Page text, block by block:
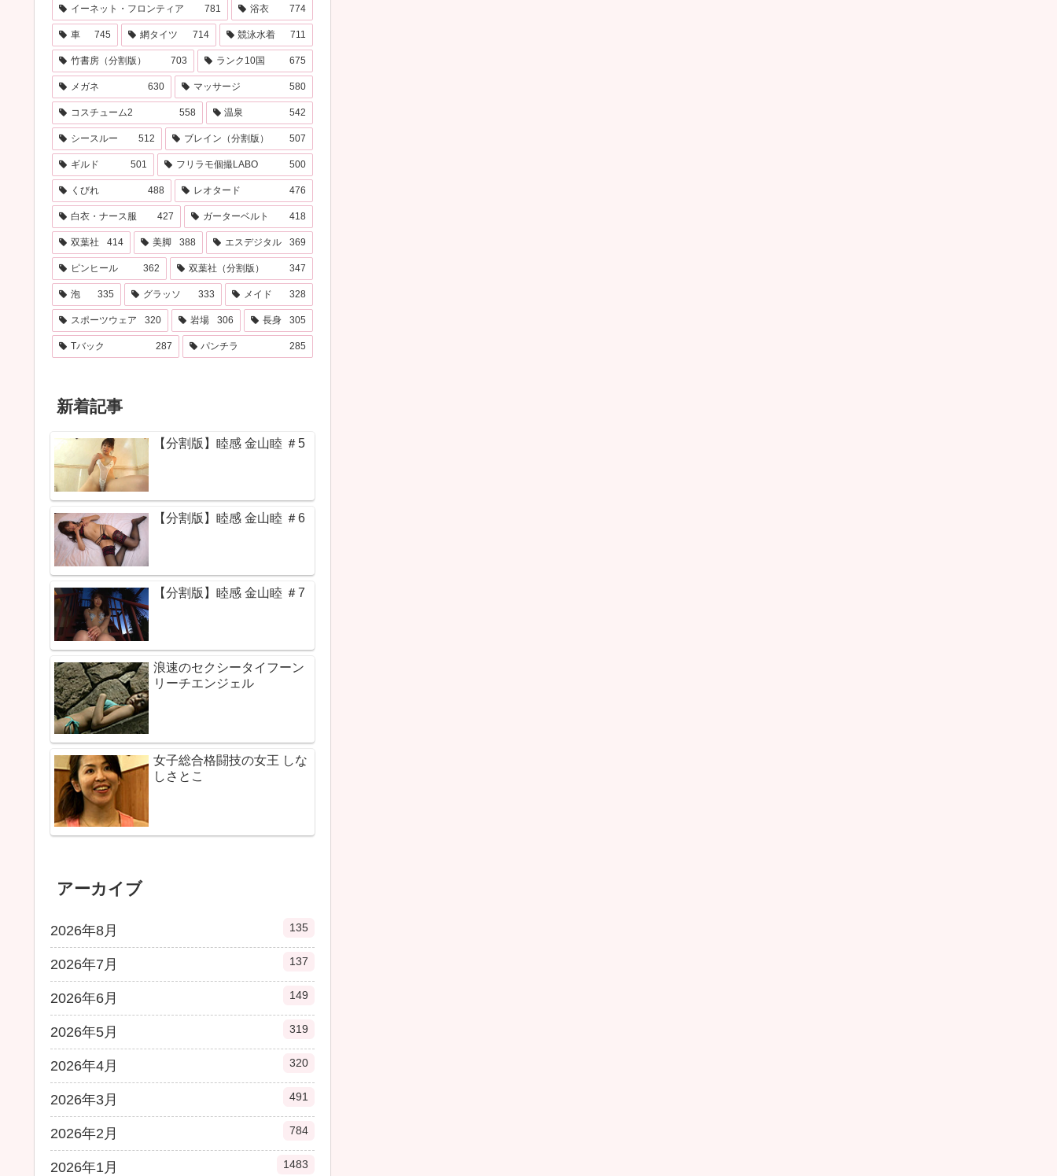
イーネット・フロンティア 781 浴衣 774
車 745 網タイツ 714 競泳水着 711
竹書房（分割版） 703 ランク10国 675
メガネ 630 マッサージ 580
コスチューム2 558 温泉 542
シースルー 512 ブレイン（分割版） 507
ギルド 501 フリラモ個撮LABO 500
くびれ 488 レオタード 476
白衣・ナース服 427 ガーターベルト 418
双葉社 414 美脚 388 エスデジタル 369
ピンヒール 362 双葉社（分割版） 347
泡 335 グラッソ 333 メイド 328
スポーツウェア 320 岩場 306 長身 305
Tバック 287 パンチラ 285
新着記事
【分割版】睦感 金山睦 ＃5
【分割版】睦感 金山睦 ＃6
【分割版】睦感 金山睦 ＃7
浪速のセクシータイフーン
リーチエンジェル
女子総合格闘技の女王 しな
しさとこ
アーカイブ
2026年8月 135
2026年7月 137
2026年6月 149
2026年5月 319
2026年4月 320
2026年3月 491
2026年2月 784
2026年1月 1483